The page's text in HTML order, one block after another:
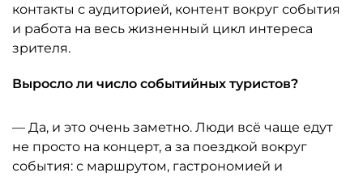
контакты с аудиторией, контент вокруг события
и работа на весь жизненный цикл интереса
зрителя.
Выросло ли число событийных туристов?
— Да, и это очень заметно. Люди всё чаще едут
не просто на концерт, а за поездкой вокруг
события: с маршрутом, гастрономией и